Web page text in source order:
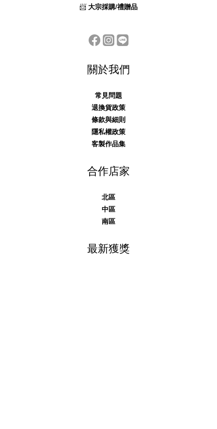
📨 大宗採購/禮贈品
關於我們
常見問題
退換貨政策
條款與細則
隱私權政策
客製作品集
合作店家
北區
中區
南區
最新獲獎